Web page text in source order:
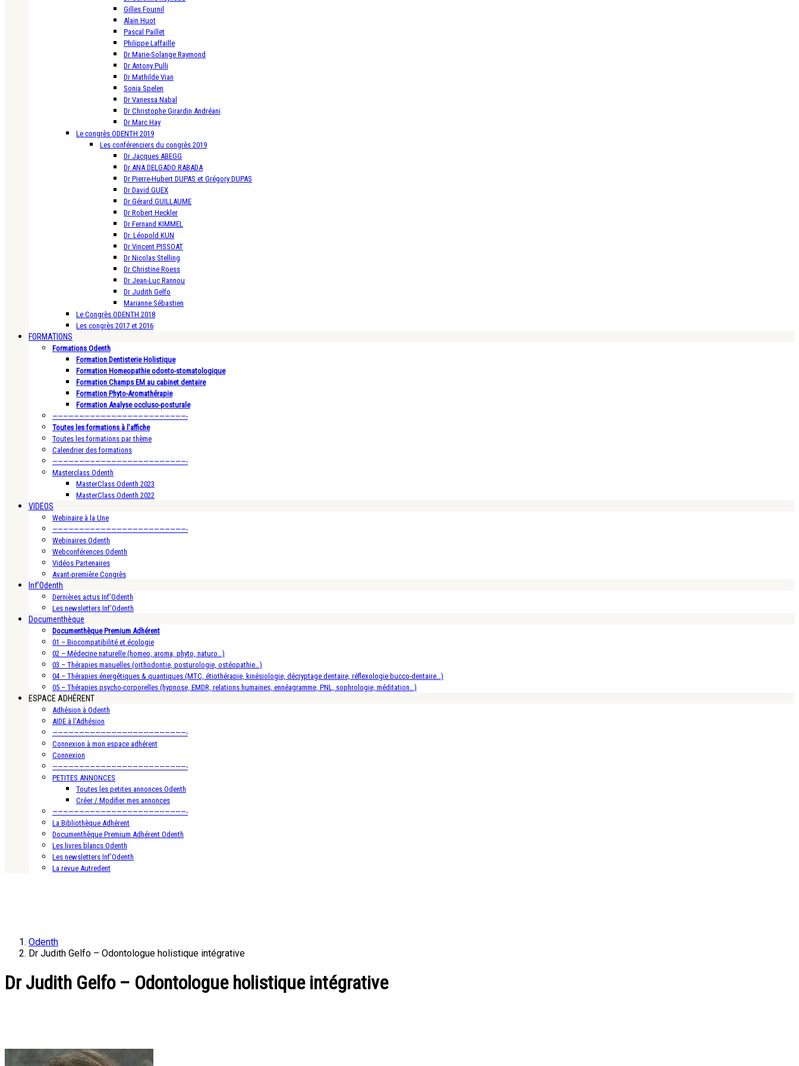
Gilles Fournil
Alain Huot
Pascal Paillet
Philippe Laffaille
Dr Marie-Solange Raymond
Dr Antony Pulli
Dr Mathilde Vian
Sonia Spelen
Dr Vanessa Nabal
Dr Christophe Girardin Andréani
Dr Marc Hay
Le congrès ODENTH 2019
Les conférenciers du congrès 2019
Dr Jacques ABEGG
Dr ANA DELGADO RABADA
Dr Pierre-Hubert DUPAS et Grégory DUPAS
Dr David GUEX
Dr Gérard GUILLAUME
Dr Robert Heckler
Dr Fernand KIMMEL
Dr. Léopold KUN
Dr Vincent PISSOAT
Dr Nicolas Stelling
Dr Christine Roess
Dr Jean-Luc Rannou
Dr Judith Gelfo
Marianne Sébastien
Le Congrès ODENTH 2018
Les congrès 2017 et 2016
FORMATIONS
Formations Odenth
Formation Dentisterie Holistique
Formation Homeopathie odonto-stomatologique
Formation Champs EM au cabinet dentaire
Formation Phyto-Aromathérapie
Formation Analyse occluso-posturale
—————————————————————————-
Toutes les formations à l’affiche
Toutes les formations par thème
Calendrier des formations
—————————————————————————-
Masterclass Odenth
MasterClass Odenth 2023
MasterClass Odenth 2022
VIDEOS
Webinaire à la Une
—————————————————————————-
Webinaires Odenth
Webconférences Odenth
Vidéos Partenaires
Avant-première Congrès
Inf’Odenth
Dernières actus Inf’Odenth
Les newsletters Inf’Odenth
Documenthèque
Documenthèque Premium Adhérent
01 – Biocompatibilité et écologie
02 – Médecine naturelle (homeo, aroma, phyto, naturo…)
03 – Thérapies manuelles (orthodontie, posturologie, ostéopathie…)
04 – Thérapies énergétiques & quantiques (MTC, étiothérapie, kinésiologie, décryptage dentaire, réflexologie bucco-dentaire…)
05 – Thérapies psycho-corporelles (hypnose, EMDR, relations humaines, ennéagramme, PNL, sophrologie, méditation…)
ESPACE ADHÉRENT
Adhésion à Odenth
AIDE à l’Adhésion
—————————————————————————-
Connexion à mon espace adhérent
Connexion
—————————————————————————-
PETITES ANNONCES
Toutes les petites annonces Odenth
Créer / Modifier mes annonces
—————————————————————————-
La Bibliothèque Adhérent
Documenthèque Premium Adhérent Odenth
Les livres blancs Odenth
Les newsletters Inf’Odenth
La revue Autredent
Odenth
Dr Judith Gelfo – Odontologue holistique intégrative
Dr Judith Gelfo – Odontologue holistique intégrative